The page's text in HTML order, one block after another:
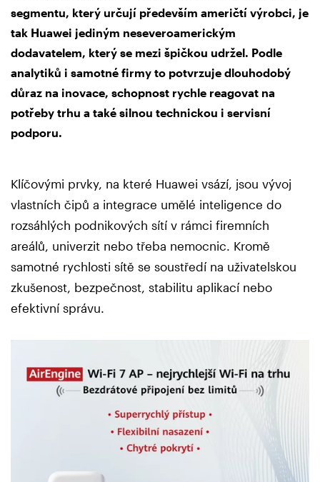
segmentu, který určují především američtí výrobci, je
tak Huawei jediným neseveroamerickým
dodavatelem, který se mezi špičkou udržel. Podle
analytiků i samotné firmy to potvrzuje dlouhodobý
důraz na inovace, schopnost rychle reagovat na
potřeby trhu a také silnou technickou i servisní
podporu.
Klíčovými prvky, na které Huawei vsází, jsou vývoj
vlastních čipů a integrace umělé inteligence do
rozsáhlých podnikových sítí v rámci firemních
areálů, univerzit nebo třeba nemocnic. Kromě
samotné rychlosti sítě se soustředí na uživatelskou
zkušenost, bezpečnost, stabilitu aplikací nebo
efektivní správu.